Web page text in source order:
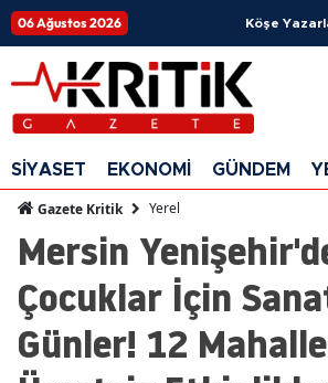
06 Ağustos 2026 Köşe
SİYASET EKONOMİ GÜNDEM
Gazete Kritik Yerel
Mersin
Çocuklar İçin
Günler! 12